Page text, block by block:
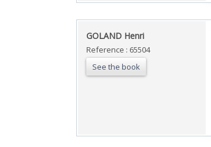
‎GOLAND Henri‎
Reference : 65504
See the book